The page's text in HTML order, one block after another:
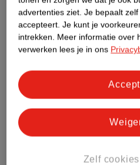
Dit product
Impact
Meer
Bestel & Bezorginformatie
Bekijk ook
advertenties ziet. Je bepaalt
accepteert. Je kunt je
intrekken. Meer informatie over
verwerken lees je in ons
Zelf